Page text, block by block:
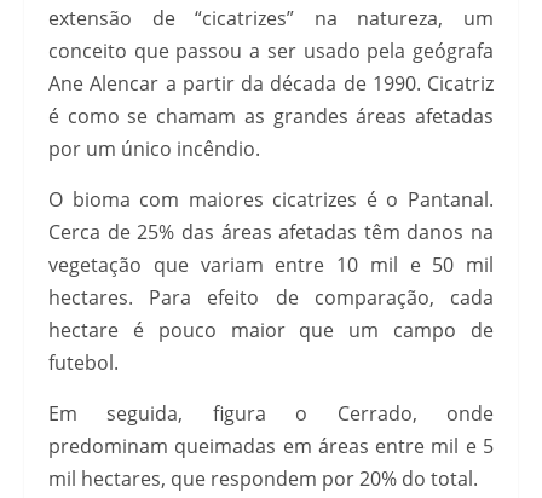
extensão de “cicatrizes” na natureza, um
conceito que passou a ser usado pela geógrafa
Ane Alencar a partir da década de 1990. Cicatriz
é como se chamam as grandes áreas afetadas
por um único incêndio.
O bioma com maiores cicatrizes é o Pantanal.
Cerca de 25% das áreas afetadas têm danos na
vegetação que variam entre 10 mil e 50 mil
hectares. Para efeito de comparação, cada
hectare é pouco maior que um campo de
futebol.
Em seguida, figura o Cerrado, onde
predominam queimadas em áreas entre mil e 5
mil hectares, que respondem por 20% do total.